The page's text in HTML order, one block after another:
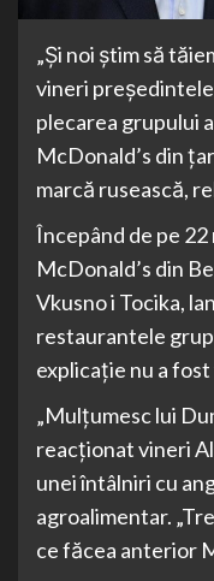
„Şi noi ştim să
vineri
plecarea grupului
McDonald’s din
marcă rusească,
Începând de pe
McDonald’s din
Vkusno i Tocika,
restaurantele
explicaţie nu a
„Mulţumesc lui
reacţionat vineri
unei întâlniri cu
agroalimentar.
ce făcea anterior